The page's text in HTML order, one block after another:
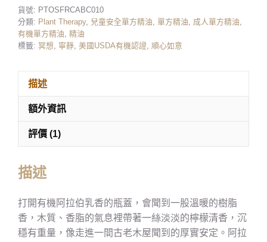
貨號: PTOSFRCABC010
分類: Plant Therapy, 兒童安全單方精油, 單方精油, 成人單方精油,
有機單方精油, 精油
標籤: 冥想, 寧靜, 美國USDA有機認證, 順心如意
描述
額外資訊
評價 (1)
描述
打開有機阿拉伯乳香的瓶蓋，會聞到一股溫暖的樹脂
香，木質、香脂的氣息裡帶著一絲淡淡的檸檬清香，沉
穩有重量，像走進一間古老木屋聞到的厚實安定。阿拉